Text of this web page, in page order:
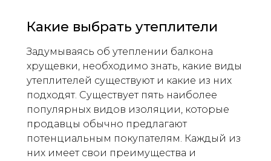
Какие выбрать утеплители
Задумываясь об утеплении балкона
хрущевки, необходимо знать, какие виды
утеплителей существуют и какие из них
подходят. Существует пять наиболее
популярных видов изоляции, которые
продавцы обычно предлагают
потенциальным покупателям. Каждый из
них имеет свои преимущества и